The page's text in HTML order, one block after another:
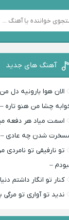
آهنگ های جدید
الان هوا بارونیه دل
چشا من هنو تاره –
اسمت میاد هر دفعه
شدن چه عادی –
تو نارفیقی تو
–
کنار تو انگار داشتم
ندید تو آواری تو